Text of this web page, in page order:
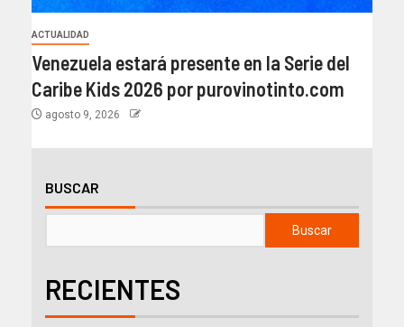
ACTUALIDAD
Venezuela estará presente en la Serie del
Caribe Kids 2026 por purovinotinto.com
agosto 9, 2026
BUSCAR
Buscar
RECIENTES